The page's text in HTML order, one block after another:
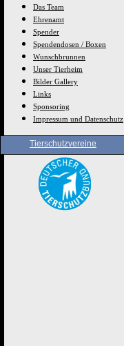
Das Team
Ehrenamt
Spender
Spendendosen / Boxen
Wunschbrunnen
Unser Tierheim
Bilder Gallery
Links
Sponsoring
Impressum und Datenschutz
Tierschutzvereine